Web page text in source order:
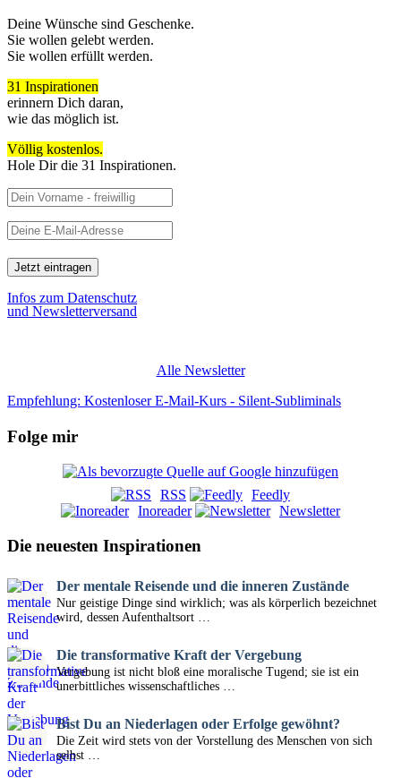
Deine Wünsche sind Geschenke.
Sie wollen gelebt werden.
Sie wollen erfüllt werden.
31 Inspirationen
erinnern Dich daran,
wie das möglich ist.
Völlig kostenlos.
Hole Dir die 31 Inspirationen.
Infos zum Datenschutz
und Newsletterversand
Alle Newsletter
Empfehlung: Kostenloser E-Mail-Kurs - Silent-Subliminals
Folge mir
RSS
Feedly
Inoreader
Newsletter
Die neuesten Inspirationen
Der mentale Reisende und die inneren Zustände
Nur geistige Dinge sind wirklich; was als körperlich bezeichnet
wird, dessen Aufenthaltsort …
Die transformative Kraft der Vergebung
Vergebung ist nicht bloß eine moralische Tugend; sie ist ein
unerbittliches wissenschaftliches …
Bist Du an Niederlagen oder Erfolge gewöhnt?
Die Zeit wird stets von der Vorstellung des Menschen von sich
selbst …